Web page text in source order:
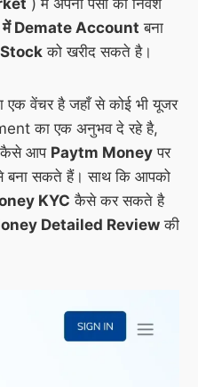
Demate Account बना
Stockको खरीद सकते है।
एक वेंचर है जहाँ से कोई भी यूजर
का एक अनुभव दे रहे है,
कैसे आप Paytm Moneyपर
बना सकते हैं। साथ कि आपको
KYC कैसे कर सकते है
Detailed Reviewकी